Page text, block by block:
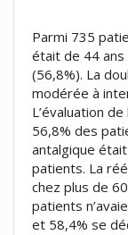
Parmi 735
était de 44 ans
(56,8%). La
modérée à
L’évaluation
56,8% des
antalgique
patients. La
chez plus de
patients
et 58,4% se